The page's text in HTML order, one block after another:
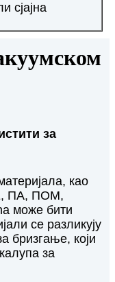
сјајна
за
као
ПА, ПОМ,
може бити
се разликују
бризгање, који
за